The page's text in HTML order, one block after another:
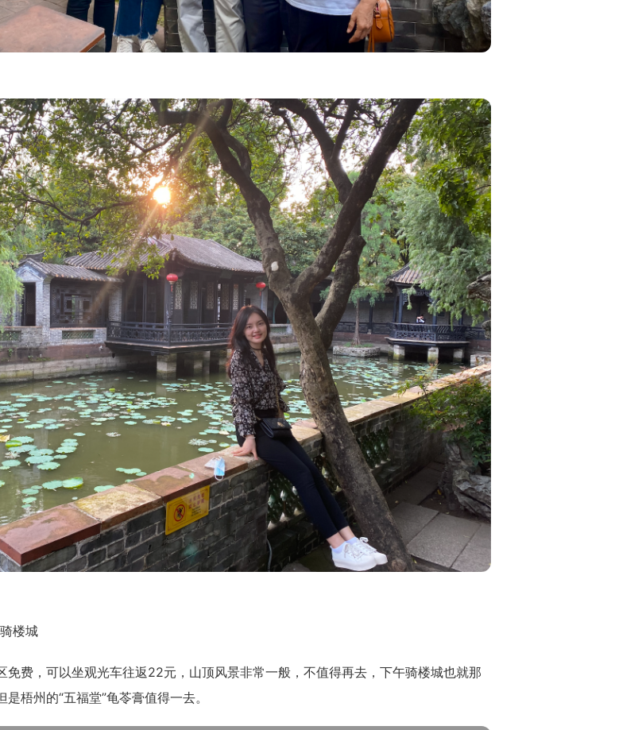
楼城
免费，可以坐观光车往返22元，山顶风景非常一般，不值得再去，下午骑楼城也就那
梧州的“五福堂”龟苓膏值得一去。